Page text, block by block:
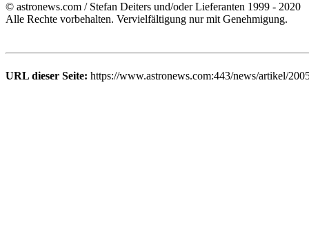
© astronews.com / Stefan Deiters und/oder Lieferanten 1999 - 2020
Alle Rechte vorbehalten. Vervielfältigung nur mit Genehmigung.
URL dieser Seite: https://www.astronews.com:443/news/artikel/